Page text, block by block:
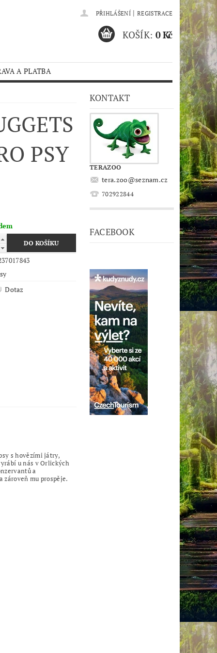
PŘIHLÁŠENÍ | REGISTRACE
KOŠÍK: 0 Kč
A PLATBA
PSY
Dotaz
s hovězími játry,
u nás v Orlických
a
zároveň mu prospěje.
KONTAKT
TERAZOO
tera.zoo@seznam.cz
702922844
FACEBOOK